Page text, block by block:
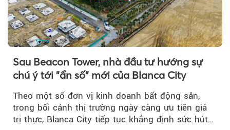
Sau Beacon Tower, nhà đầu tư hướng sự
chú ý tới "ẩn số" mới của Blanca City
Theo một số đơn vị kinh doanh bất động sản,
trong bối cảnh thị trường ngày càng ưu tiên giá
trị thực, Blanca City tiếp tục khẳng định sức hút